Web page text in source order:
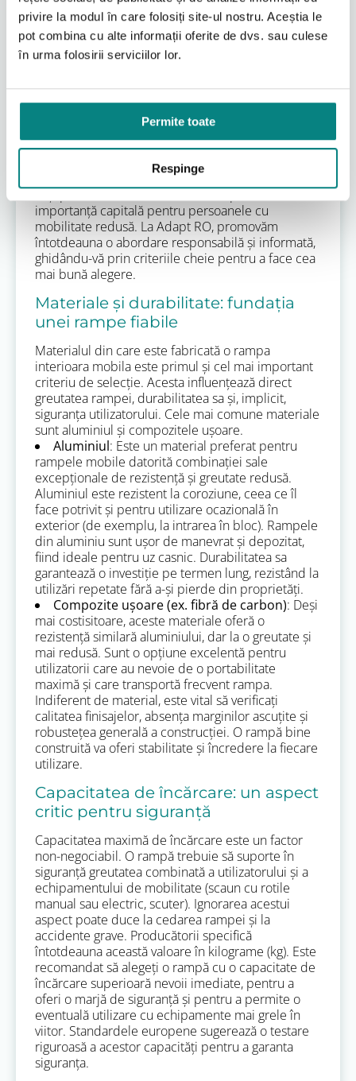
privire la modul în care folosiți site-ul nostru. Aceștia le
pot combina cu alte informații oferite de dvs. sau culese
în urma folosirii serviciilor lor.
Permite toate
Respinge
alegerea unei rampe
interioare mobile sigure și
eficiente
decizie care ar trebui luată la întâmplare. Deși
simplitatea în utilizare este un avantaj, securitatea
și eficiența depind în mare măsură de calitatea
materialelor, de designul ergonomic și de
conformitatea cu standardele de siguranță. Un
produs adecvat va asigura nu doar trecerea facilă,
ci și prevenirea accidentelor, un aspect de
importanță capitală pentru persoanele cu
mobilitate redusă. La Adapt RO, promovăm
întotdeauna o abordare responsabilă și informată,
ghidându-vă prin criteriile cheie pentru a face cea
mai bună alegere.
Materiale și durabilitate: fundația
unei rampe fiabile
Materialul din care este fabricată o rampa
interioara mobila este primul și cel mai important
criteriu de selecție. Acesta influențează direct
greutatea rampei, durabilitatea sa și, implicit,
siguranța utilizatorului. Cele mai comune materiale
sunt aluminiul și compozitele ușoare.
Aluminiul: Este un material preferat pentru
rampele mobile datorită combinației sale
excepționale de rezistență și greutate redusă.
Aluminiul este rezistent la coroziune, ceea ce îl
face potrivit și pentru utilizare ocazională în
exterior (de exemplu, la intrarea în bloc). Rampele
din aluminiu sunt ușor de manevrat și depozitat,
fiind ideale pentru uz casnic. Durabilitatea sa
garantează o investiție pe termen lung, rezistând la
utilizări repetate fără a-și pierde din proprietăți.
Compozite ușoare (ex. fibră de carbon): Deși
mai costisitoare, aceste materiale oferă o
rezistență similară aluminiului, dar la o greutate și
mai redusă. Sunt o opțiune excelentă pentru
utilizatorii care au nevoie de o portabilitate
maximă și care transportă frecvent rampa.
Indiferent de material, este vital să verificați
calitatea finisajelor, absența marginilor ascuțite și
robustețea generală a construcției. O rampă bine
construită va oferi stabilitate și încredere la fiecare
utilizare.
Capacitatea de încărcare: un aspect
critic pentru siguranță
Capacitatea maximă de încărcare este un factor
non-negociabil. O rampă trebuie să suporte în
siguranță greutatea combinată a utilizatorului și a
echipamentului de mobilitate (scaun cu rotile
manual sau electric, scuter). Ignorarea acestui
aspect poate duce la cedarea rampei și la
accidente grave. Producătorii specifică
întotdeauna această valoare în kilograme (kg). Este
recomandat să alegeți o rampă cu o capacitate de
încărcare superioară nevoii imediate, pentru a
oferi o marjă de siguranță și pentru a permite o
eventuală utilizare cu echipamente mai grele în
viitor. Standardele europene sugerează o testare
riguroasă a acestor capacități pentru a garanta
siguranța.